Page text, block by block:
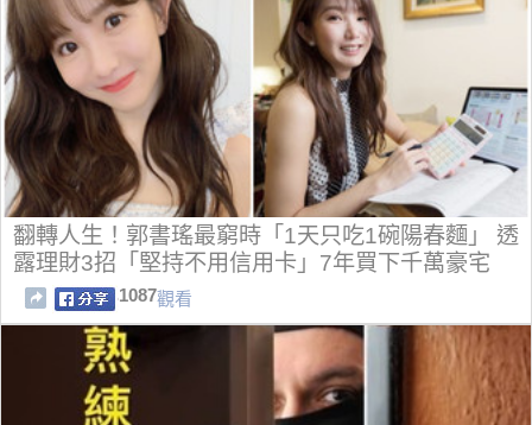
翻轉人生！郭書瑤最窮時「1天只吃1碗陽春麵」 透
露理財3招「堅持不用信用卡」7年買下千萬豪宅
1087觀看